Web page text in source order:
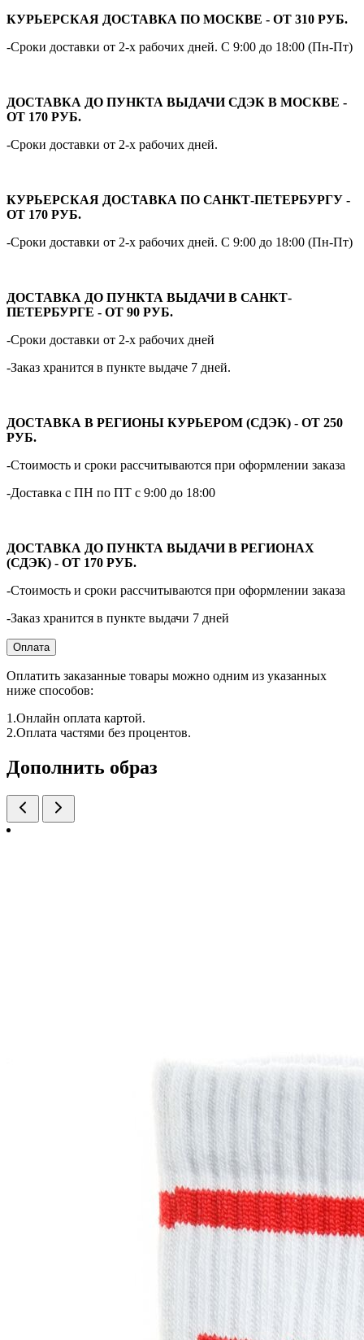
КУРЬЕРСКАЯ ДОСТАВКА ПО МОСКВЕ - ОТ 310 РУБ.
-Сроки доставки от 2-х рабочих дней. С 9:00 до 18:00 (Пн-Пт)
ДОСТАВКА ДО ПУНКТА ВЫДАЧИ СДЭК В МОСКВЕ -
ОТ 170 РУБ.
-Сроки доставки от 2-х рабочих дней.
КУРЬЕРСКАЯ ДОСТАВКА ПО САНКТ-ПЕТЕРБУРГУ -
ОТ 170 РУБ.
-Сроки доставки от 2-х рабочих дней. С 9:00 до 18:00 (Пн-Пт)
ДОСТАВКА ДО ПУНКТА ВЫДАЧИ В САНКТ-
ПЕТЕРБУРГЕ - ОТ 90 РУБ.
-Сроки доставки от 2-х рабочих дней
-Заказ хранится в пункте выдаче 7 дней.
ДОСТАВКА В РЕГИОНЫ КУРЬЕРОМ (СДЭК) - ОТ 250
РУБ.
-Стоимость и сроки рассчитываются при оформлении заказа
-Доставка с ПН по ПТ с 9:00 до 18:00
ДОСТАВКА ДО ПУНКТА ВЫДАЧИ В РЕГИОНАХ
(СДЭК) - ОТ 170 РУБ.
-Стоимость и сроки рассчитываются при оформлении заказа
-Заказ хранится в пункте выдачи 7 дней
Оплата
Оплатить заказанные товары можно одним из указанных
ниже способов:
1.Онлайн оплата картой.
2.Оплата частями без процентов.
Дополнить образ